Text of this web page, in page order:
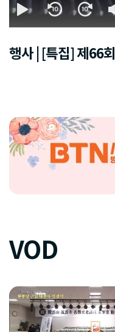
행사 | [특집] 제66